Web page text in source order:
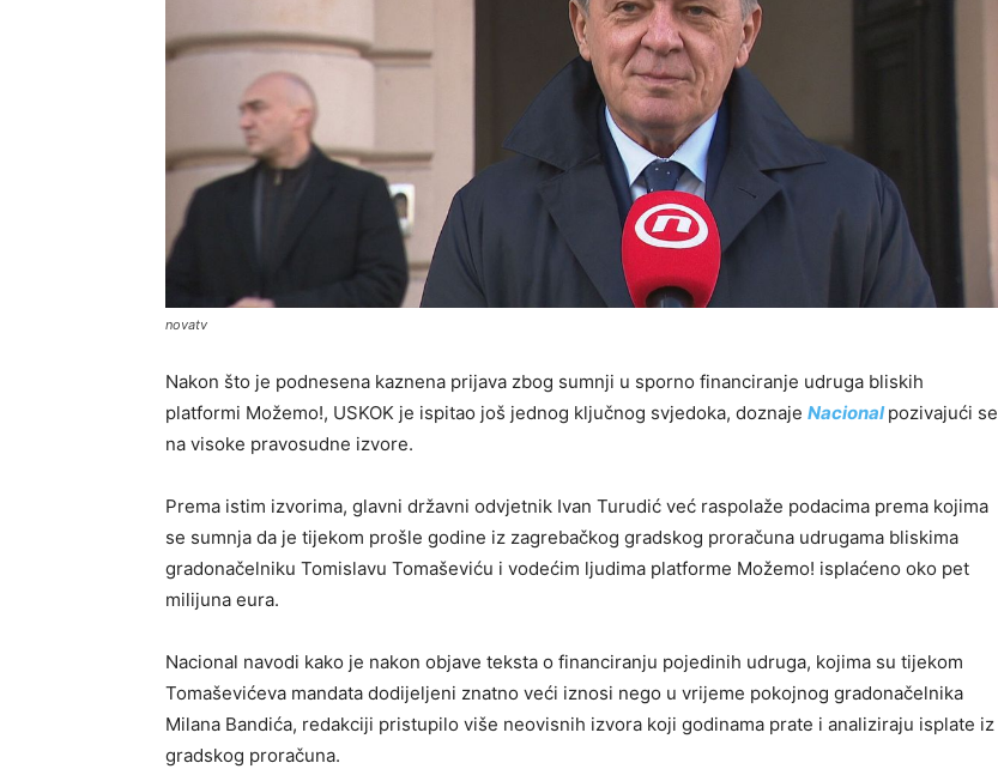
novatv
Nakon što je podnesena kaznena prijava zbog sumnji u sporno financiranje udruga bliskih
platformi Možemo!, USKOK je ispitao još jednog ključnog svjedoka, doznaje Nacionalpozivajući se
na visoke pravosudne izvore.
Prema istim izvorima, glavni državni odvjetnik Ivan Turudić već raspolaže podacima prema kojima
se sumnja da je tijekom prošle godine iz zagrebačkog gradskog proračuna udrugama bliskima
gradonačelniku Tomislavu Tomaševiću i vodećim ljudima platforme Možemo! isplaćeno oko pet
milijuna eura.
Nacional navodi kako je nakon objave teksta o financiranju pojedinih udruga, kojima su tijekom
Tomaševićeva mandata dodijeljeni znatno veći iznosi nego u vrijeme pokojnog gradonačelnika
Milana Bandića, redakciji pristupilo više neovisnih izvora koji godinama prate i analiziraju isplate iz
gradskog proračuna.